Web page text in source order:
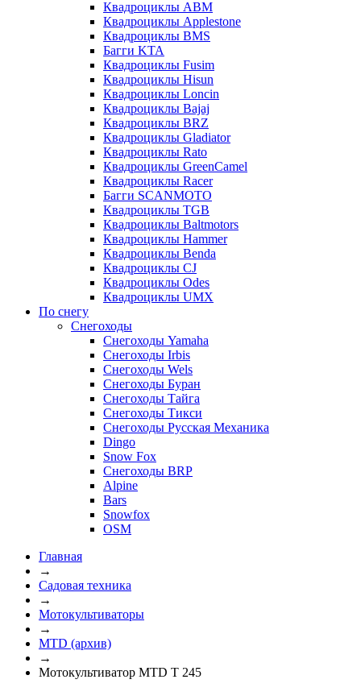
Квадроциклы ABM
Квадроциклы Applestone
Квадроциклы BMS
Багги KTA
Квадроциклы Fusim
Квадроциклы Hisun
Квадроциклы Loncin
Квадроциклы Bajaj
Квадроциклы BRZ
Квадроциклы Gladiator
Квадроциклы Rato
Квадроциклы GreenCamel
Квадроциклы Racer
Багги SCANMOTO
Квадроциклы TGB
Квадроциклы Baltmotors
Квадроциклы Hammer
Квадроциклы Benda
Квадроциклы CJ
Квадроциклы Odes
Квадроциклы UMX
По снегу
Снегоходы
Снегоходы Yamaha
Снегоходы Irbis
Снегоходы Wels
Снегоходы Буран
Снегоходы Тайга
Снегоходы Тикси
Снегоходы Русская Механика
Dingo
Snow Fox
Снегоходы BRP
Alpine
Bars
Snowfox
OSM
Главная
→
Садовая техника
→
Мотокультиваторы
→
MTD (архив)
→
Мотокультиватор MTD T 245